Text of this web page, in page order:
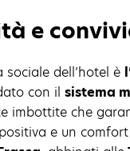
e
sociale dell’hotel è
con il sistema
imbottite che
e un